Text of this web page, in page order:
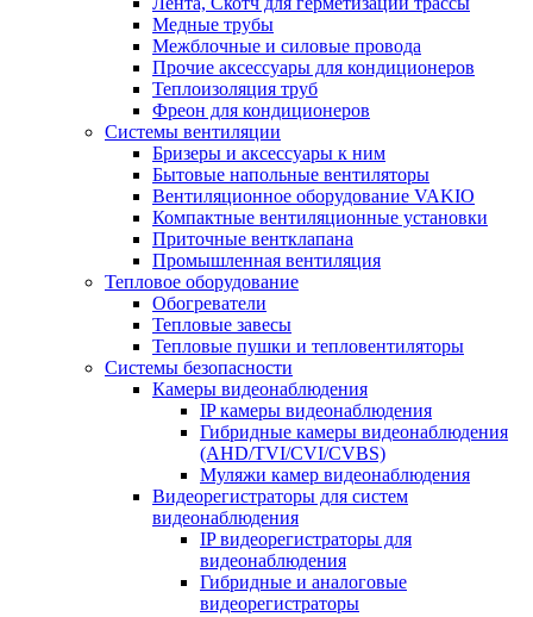
Медные трубы
Межблочные и силовые провода
Прочие аксессуары для кондиционеров
Теплоизоляция труб
Фреон для кондиционеров
Системы вентиляции
Бризеры и аксессуары к ним
Бытовые напольные вентиляторы
Вентиляционное оборудование VAKIO
Компактные вентиляционные установки
Приточные вентклапана
Промышленная вентиляция
Тепловое оборудование
Обогреватели
Тепловые завесы
Тепловые пушки и тепловентиляторы
Системы безопасности
Камеры видеонаблюдения
IP камеры видеонаблюдения
Гибридные камеры видеонаблюдения
(AHD/TVI/CVI/CVBS)
Муляжи камер видеонаблюдения
Видеорегистраторы для систем
видеонаблюдения
IP видеорегистраторы для
видеонаблюдения
Гибридные и аналоговые
видеорегистраторы